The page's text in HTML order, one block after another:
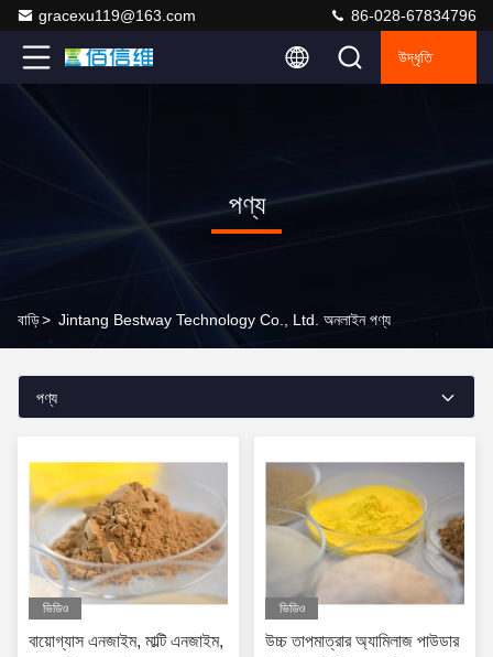
gracexu119@163.com 86-028-67834796
উদ্ধৃতি
পণ্য
বাড়ি> Jintang Bestway Technology Co., Ltd. অনলাইন পণ্য
পণ্য
ভিডিও
বায়োগ্যাস এনজাইম, মাল্টি এনজাইম,
ভিডিও
উচ্চ তাপমাত্রার অ্যামিলাজ পাউডার